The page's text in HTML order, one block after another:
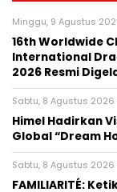
Minggu, 9 Agustus
16th Worldwide
International
2026 Resmi
Sabtu, 8 Agustus 2026
Himel Hadirkan
Global “Dream
Sabtu, 8 Agustus 2026
FAMILIARITÉ: